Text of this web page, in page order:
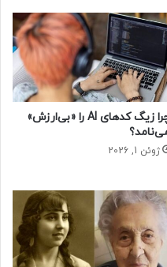
باشیم در سال جدید نیز
دهد. احتمالا یک یا دو نوع
همچنان به اومیکرون
واکسن و همچنین ایمنی
افراد در برابر کووید تا
سلامت عمومی را به خطر
ناممکن نیست، اما بعید به
چرا زیگ کدهای AI را «بی‌ارزش»
ژوئن 1, 2026